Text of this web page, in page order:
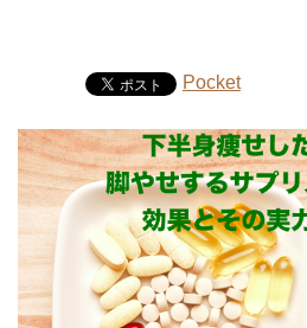
Pocket